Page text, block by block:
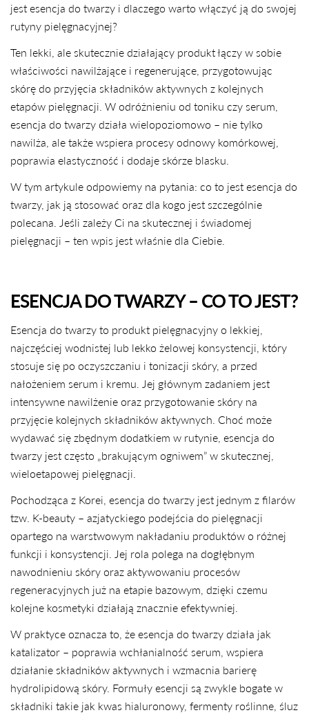
jest esencja do twarzy i dlaczego warto włączyć ją do swojej
rutyny pielęgnacyjnej?
Ten lekki, ale skutecznie działający produkt łączy w sobie
właściwości nawilżające i regenerujące, przygotowując
skórę do przyjęcia składników aktywnych z kolejnych
etapów pielęgnacji. W odróżnieniu od toniku czy serum,
esencja do twarzy działa wielopoziomowo – nie tylko
nawilża, ale także wspiera procesy odnowy komórkowej,
poprawia elastyczność i dodaje skórze blasku.
W tym artykule odpowiemy na pytania: co to jest esencja do
twarzy, jak ją stosować oraz dla kogo jest szczególnie
polecana. Jeśli zależy Ci na skutecznej i świadomej
pielęgnacji – ten wpis jest właśnie dla Ciebie.
ESENCJA DO TWARZY – CO TO JEST?
Esencja do twarzy to produkt pielęgnacyjny o lekkiej,
najczęściej wodnistej lub lekko żelowej konsystencji, który
stosuje się po oczyszczaniu i tonizacji skóry, a przed
nałożeniem serum i kremu. Jej głównym zadaniem jest
intensywne nawilżenie oraz przygotowanie skóry na
przyjęcie kolejnych składników aktywnych. Choć może
wydawać się zbędnym dodatkiem w rutynie, esencja do
twarzy jest często „brakującym ogniwem” w skutecznej,
wieloetapowej pielęgnacji.
Pochodząca z Korei, esencja do twarzy jest jednym z filarów
tzw. K-beauty – azjatyckiego podejścia do pielęgnacji
opartego na warstwowym nakładaniu produktów o różnej
funkcji i konsystencji. Jej rola polega na dogłębnym
nawodnieniu skóry oraz aktywowaniu procesów
regeneracyjnych już na etapie bazowym, dzięki czemu
kolejne kosmetyki działają znacznie efektywniej.
W praktyce oznacza to, że esencja do twarzy działa jak
katalizator – poprawia wchłanialność serum, wspiera
działanie składników aktywnych i wzmacnia barierę
hydrolipidową skóry. Formuły esencji są zwykle bogate w
składniki takie jak kwas hialuronowy, fermenty roślinne, śluz